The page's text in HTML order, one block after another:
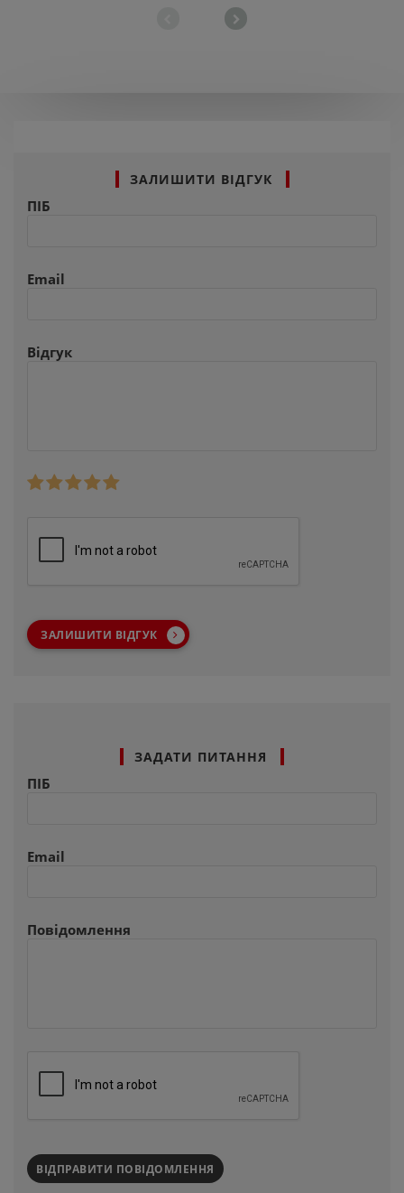
ЗАЛИШИТИ ВІДГУК
ПІБ
Email
Відгук
ЗАЛИШИТИ ВІДГУК
ЗАДАТИ ПИТАННЯ
ПІБ
Email
Повідомлення
ВІДПРАВИТИ ПОВІДОМЛЕННЯ